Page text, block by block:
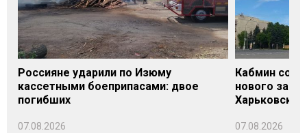
Россияне ударили по Изюму
кассетными боеприпасами: двое
погибших
07.08.2026
Кабмин
нового
07.08.2026